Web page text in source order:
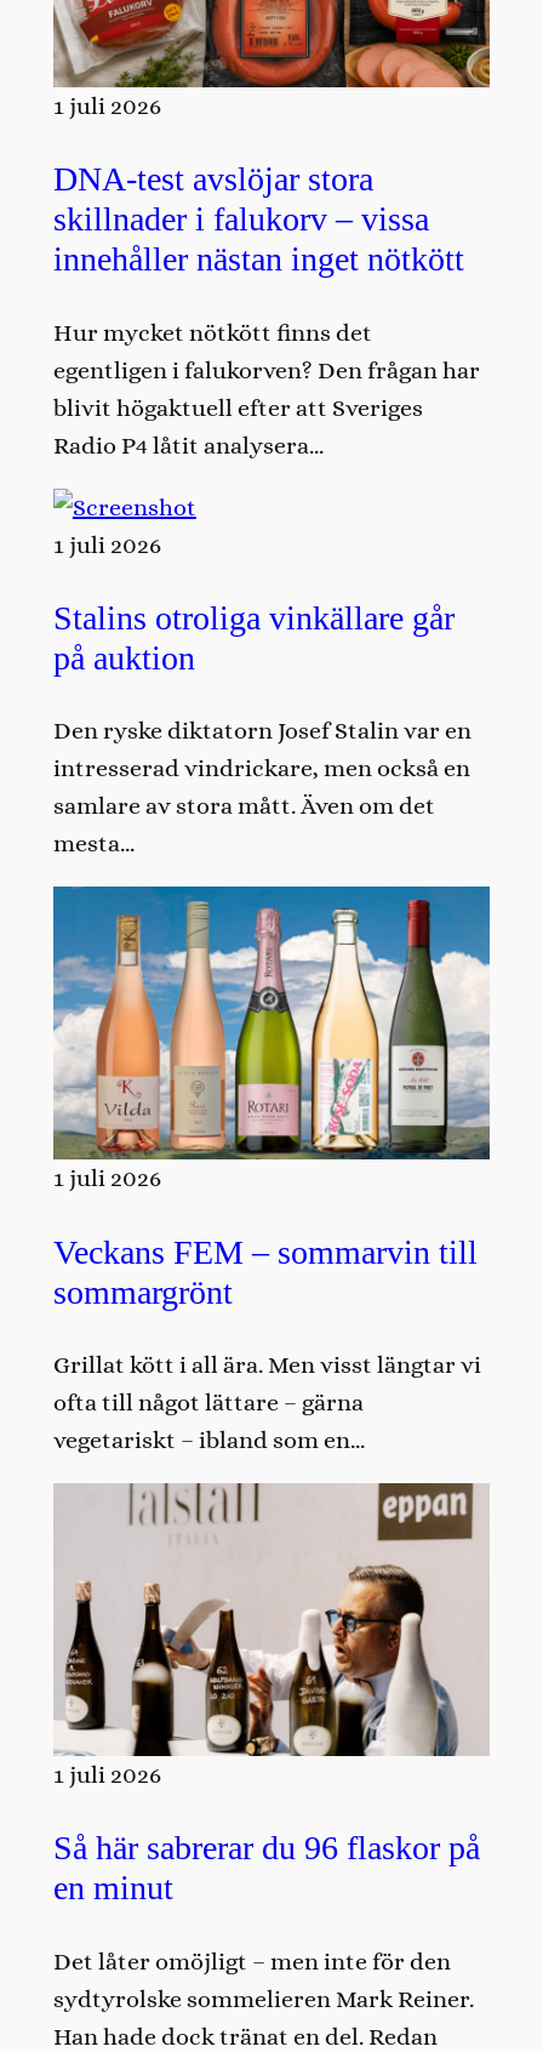
1 juli 2026
DNA-test avslöjar stora
skillnader i falukorv – vissa
innehåller nästan inget nötkött
Hur mycket nötkött finns det
egentligen i falukorven? Den frågan har
blivit högaktuell efter att Sveriges
Radio P4 låtit analysera…
1 juli 2026
Stalins otroliga vinkällare går
på auktion
Den ryske diktatorn Josef Stalin var en
intresserad vindrickare, men också en
samlare av stora mått. Även om det
mesta…
1 juli 2026
Veckans FEM – sommarvin till
sommargrönt
Grillat kött i all ära. Men visst längtar vi
ofta till något lättare – gärna
vegetariskt – ibland som en…
1 juli 2026
Så här sabrerar du 96 flaskor på
en minut
Det låter omöjligt – men inte för den
sydtyrolske sommelieren Mark Reiner.
Han hade dock tränat en del. Redan